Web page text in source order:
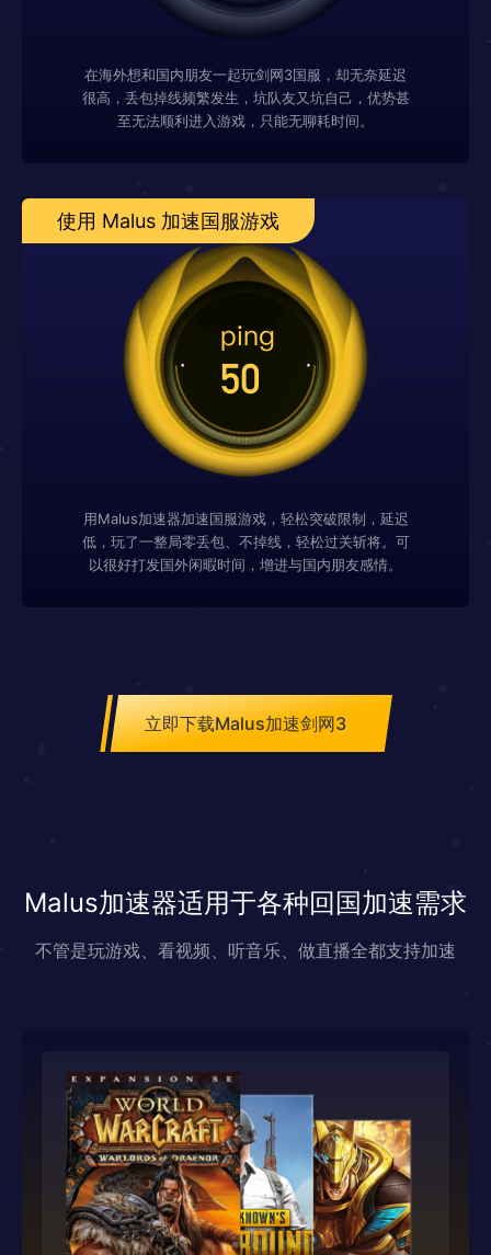
在海外想和国内朋友一起玩剑网3国服，却无奈延迟
很高，丢包掉线频繁发生，坑队友又坑自己，优势甚
至无法顺利进入游戏，只能无聊耗时间。
使用 Malus 加速国服游戏
用Malus加速器加速国服游戏，轻松突破限制，延迟
低，玩了一整局零丢包、不掉线，轻松过关斩将。可
以很好打发国外闲暇时间，增进与国内朋友感情。
立即下载Malus加速剑网3
Malus加速器适用于各种回国加速需求
不管是玩游戏、看视频、听音乐、做直播全都支持加速